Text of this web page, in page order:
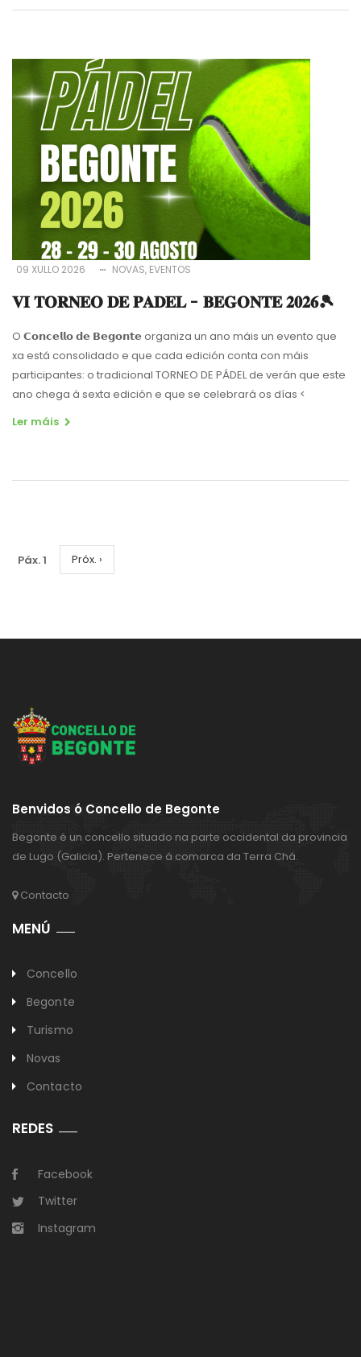
09 XULLO 2026 NOVAS EVENTOS
𝐕𝐈 𝐓𝐎𝐑𝐍𝐄𝐎 𝐃𝐄 𝐏𝐀𝐃𝐄𝐋 - 𝐁𝐄𝐆𝐎𝐍𝐓𝐄 𝟐𝟎𝟐𝟔🎾
O 𝗖𝗼𝗻𝗰𝗲𝗹𝗹𝗼 𝗱𝗲 𝗕𝗲𝗴𝗼𝗻𝘁𝗲 organiza un ano máis un evento que
xa está consolidado e que cada edición conta con máis
participantes: o tradicional TORNEO DE PÁDEL de verán que este
ano chega á sexta edición e que se celebrará os días <
Ler máis
Pagination
Páx. 1
Páxina
Seguinte
Próx. ›
Benvidos ó Concello de Begonte
Begonte é un concello situado na parte occidental da provincia
de Lugo (Galicia). Pertenece á comarca da Terra Chá.
Contacto
MENÚ
Concello
Begonte
Turismo
Novas
Contacto
REDES
Facebook
Twitter
Instagram